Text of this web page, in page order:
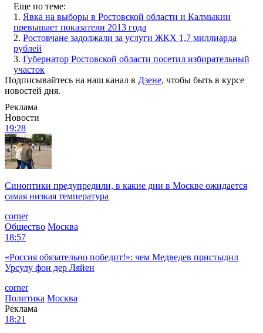
Еще по теме:
1. Явка на выборы в Ростовской области и Калмыкии
превышает показатели 2013 года
2. Ростовчане задолжали за услуги ЖКХ 1,7 миллиарда
рублей
3. Губернатор Ростовской области посетил избирательный
участок
Подписывайтесь на наш канал в Дзене, чтобы быть в курсе
новостей дня.
Реклама
Новости
19:28
Синоптики предупредили, в какие дни в Москве ожидается
самая низкая температура
corner
Общество Москва
18:57
«Россия обязательно победит!»: чем Медведев пристыдил
Урсулу фон дер Ляйен
corner
Политика Москва
Реклама
18:21